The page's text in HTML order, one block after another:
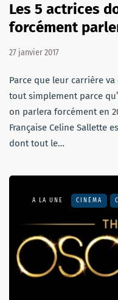
Les 5 actrices
forcément
27 janvier 2017
Parce que leur carrière
tout simplement parce
on parlera forcément en
Française Celine Sallette
dont tout le…
A LA UNE CINÉMA